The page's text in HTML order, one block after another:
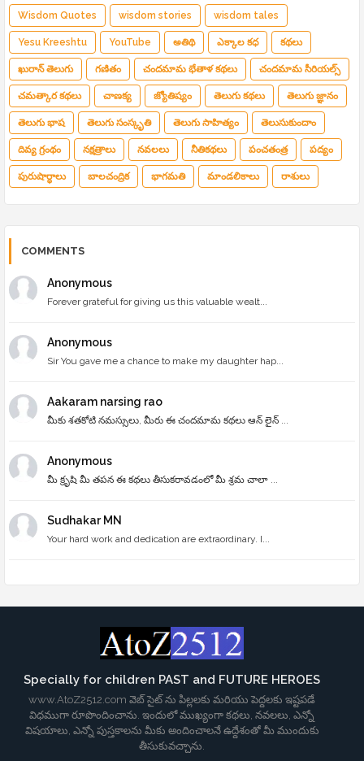
Wisdom Quotes wisdom stories wisdom tales
Yesu Kreeshtu YouTube అతిథి ఎక్కాల కధ కథలు
ఖురాన్ తెలుగు గణితం చందమామ భేతాళ కథలు చందమామ సీరియల్స్
చమత్కార కథలు చాణక్య జ్యోతిష్యం తెలుగు కథలు తెలుగు జ్ఞానం
తెలుగు భాష తెలుగు సంస్కృతి తెలుగు సాహిత్యం తెలుసుకుందాం
దివ్య గ్రంథం నక్షత్రాలు నవలలు నీతికథలు పంచతంత్ర పద్యం
పురుషార్థాలు బాలచంద్రిక భాగమతి మాండలికాలు రాశులు
COMMENTS
Anonymous
Forever grateful for giving us this valuable wealt...
Anonymous
Sir You gave me a chance to make my daughter hap...
Aakaram narsing rao
మీకు శతకోటి నమస్సులు, మీరు ఈ చందమామ కథలు ఆన్ లైన్ ...
Anonymous
మీ క్రృషి మీ తపన ఈ కథలు తీసుకరావడంలో మీ శ్రమ చాలా ...
Sudhakar MN
Your hard work and dedication are extraordinary. I...
Specially for children PAST and FUTURE HEROES
www.AtoZ2512.com వెబ్ సైట్ ను పిల్లలకు మరియు పెద్దలకు ఇష్టపడే
విధముగా రూపొందించాను. ఇందులో ముఖ్యంగా కథలు, నవలలు, ఎన్నో
విషయాలు, ఎన్నో పుస్తకాలను మీకు అందించాలనే ఉద్దేశంతో మీ ముందుకు
తీసుకువచ్చాను.